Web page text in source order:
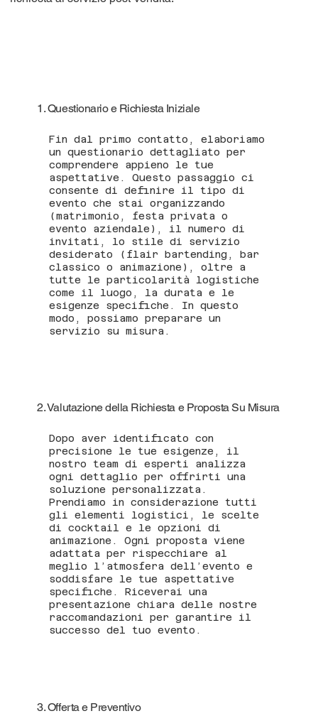
1. Questionario e Richiesta Iniziale
Fin dal primo contatto, elaboriamo
un questionario dettagliato per
comprendere appieno le tue
aspettative. Questo passaggio ci
consente di definire il tipo di
evento che stai organizzando
(matrimonio, festa privata o
evento aziendale), il numero di
invitati, lo stile di servizio
desiderato (flair bartending, bar
classico o animazione), oltre a
tutte le particolarità logistiche
come il luogo, la durata e le
esigenze specifiche. In questo
modo, possiamo preparare un
servizio su misura.
2. Valutazione della Richiesta e Proposta Su Misura
Dopo aver identificato con
precisione le tue esigenze, il
nostro team di esperti analizza
ogni dettaglio per offrirti una
soluzione personalizzata.
Prendiamo in considerazione tutti
gli elementi logistici, le scelte
di cocktail e le opzioni di
animazione. Ogni proposta viene
adattata per rispecchiare al
meglio l’atmosfera dell’evento e
soddisfare le tue aspettative
specifiche. Riceverai una
presentazione chiara delle nostre
raccomandazioni per garantire il
successo del tuo evento.
3. Offerta e Preventivo